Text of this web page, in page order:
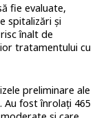
fie evaluate,
spitalizări și
înalt de
tratamentului cu
preliminare ale
fost înrolați 465